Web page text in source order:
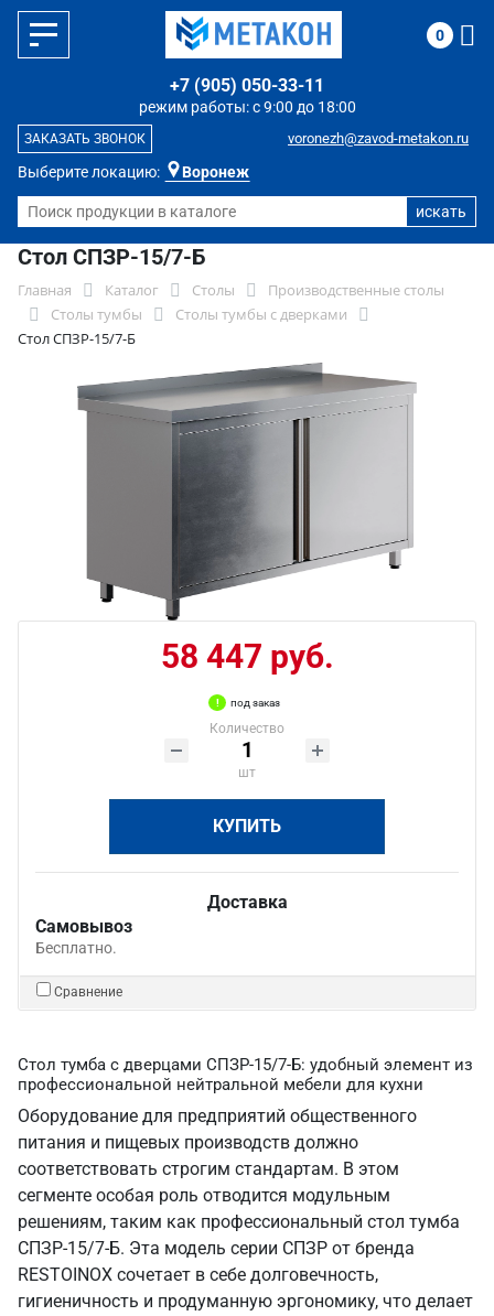
Выберите локацию: Воронеж
режим работы: с 9:00 до 18:00
+7 (905) 050-33-11
voronezh@zavod-metakon.ru
ЗАКАЗАТЬ ЗВОНОК
0
Стол СПЗР-15/7-Б
Главная Каталог Столы
Производственные столы
Столы тумбы
Столы тумбы с дверками
Стол СПЗР-15/7-Б
58 447 руб.
под заказ
Количество
шт
КУПИТЬ
Доставка
Самовывоз
Бесплатно.
Сравнение
Стол тумба с дверцами СПЗР-15/7-Б: удобный элемент из
профессиональной нейтральной мебели для кухни
Оборудование для предприятий общественного
питания и пищевых производств должно
соответствовать строгим стандартам. В этом
сегменте особая роль отводится модульным
решениям, таким как профессиональный стол тумба
СПЗР-15/7-Б. Эта модель серии СПЗР от бренда
RESTOINOX сочетает в себе долговечность,
гигиеничность и продуманную эргономику, что делает